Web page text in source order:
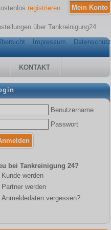
registrieren
über Tankreinigung24
Impressum Datenschutz
KONTAKT
Benutzername
Passwort
bei Tankreinigung 24?
Kunde werden
Partner werden
Anmeldedaten vergessen?